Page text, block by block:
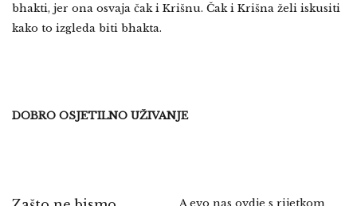
bhakti, jer ona osvaja čak i Krišnu. Čak i Krišna želi iskusiti
kako to izgleda biti bhakta.
DOBRO OSJETILNO UŽIVANJE
A evo nas ovdje s rijetkom